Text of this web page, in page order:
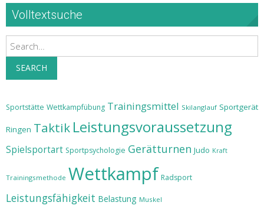
Volltextsuche
Search
SEARCH
Sportstätte Wettkampfübung Trainingsmittel Skilanglauf Sportgerät
Ringen Taktik Leistungsvoraussetzung
Spielsportart Sportpsychologie Gerätturnen Judo Kraft
Trainingsmethode Wettkampf Radsport
Leistungsfähigkeit Belastung Muskel